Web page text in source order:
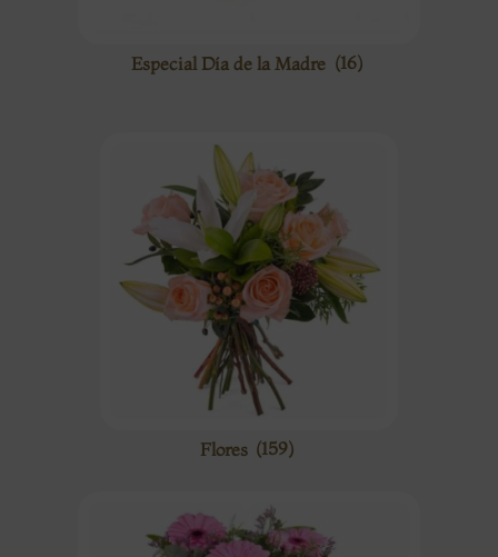
Especial Día de la Madre (16)
Flores (159)